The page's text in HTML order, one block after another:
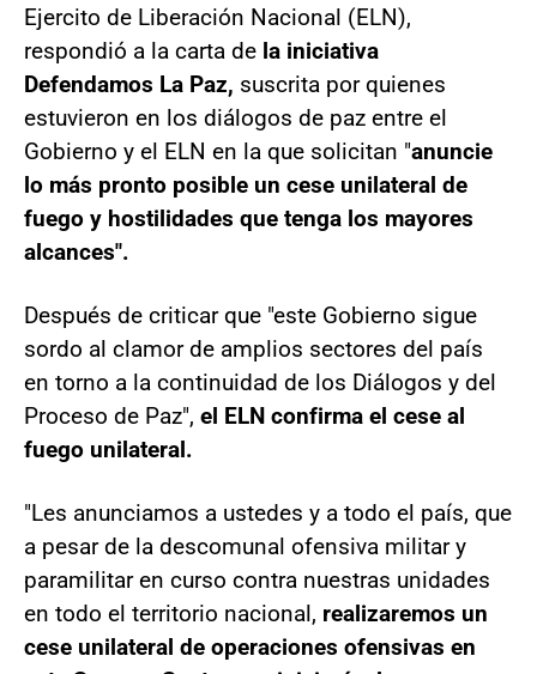
Ejercito de Liberación Nacional (ELN),
respondió a la carta de la iniciativa
Defendamos La Paz, suscrita por quienes
estuvieron en los diálogos de paz entre el
Gobierno y el ELN en la que solicitan "anuncie
lo más pronto posible un cese unilateral de
fuego y hostilidades que tenga los mayores
alcances".
Después de criticar que "este Gobierno sigue
sordo al clamor de amplios sectores del país
en torno a la continuidad de los Diálogos y del
Proceso de Paz", el ELN confirma el cese al
fuego unilateral.
"Les anunciamos a ustedes y a todo el país, que
a pesar de la descomunal ofensiva militar y
paramilitar en curso contra nuestras unidades
en todo el territorio nacional, realizaremos un
cese unilateral de operaciones ofensivas en